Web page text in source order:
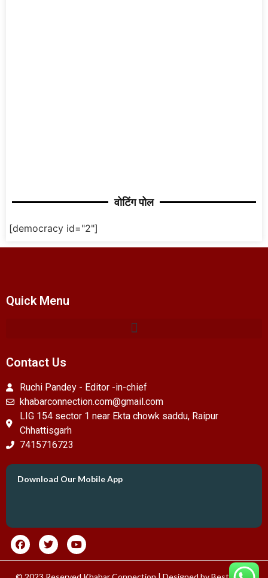
वोटिंग पोल
[democracy id="2"]
Quick Menu
Contact Us
Ruchi Pandey - Editor -in-chief
khabarconnection.com@gmail.com
LIG 154 sector 1 near Ekta chowk saddu, Raipur
Chhattisgarh
7415716723
Download Our Mobile App